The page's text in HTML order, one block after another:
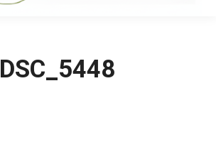
DSC_5448